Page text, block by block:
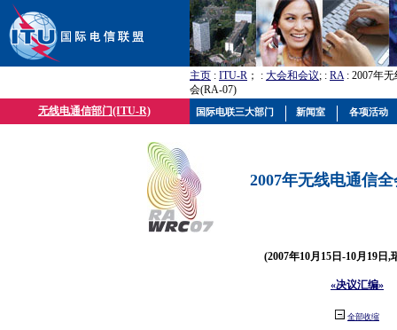
主页 : ITU-R ； : 大会和会议; : RA: 2007年
会(RA-07)
无线电通信部门(ITU-R)
2007年无线电通信
(2007年10月15日-10月19日,
«决议汇编»
全部收缩
国际电联三大部门 新闻室 各项活动